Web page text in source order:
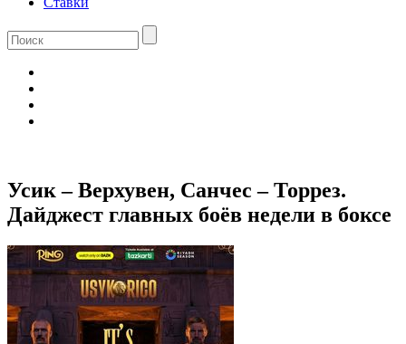
Усик – Верхувен, Санчес – Торрез.
Дайджест главных боёв недели в боксе